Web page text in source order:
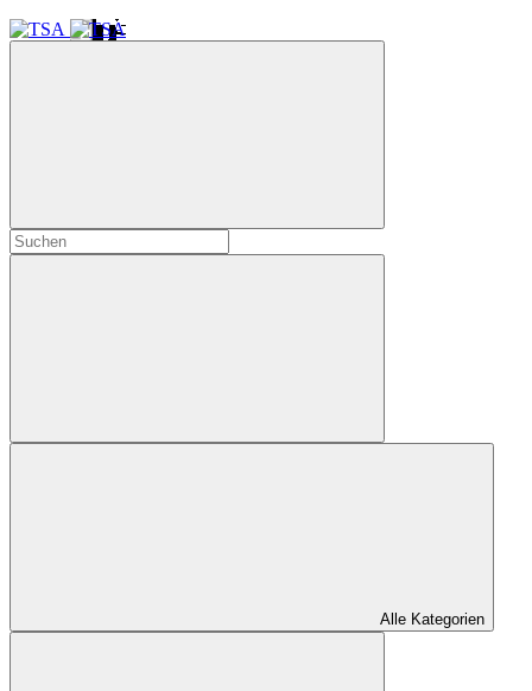
Alle Kategorien